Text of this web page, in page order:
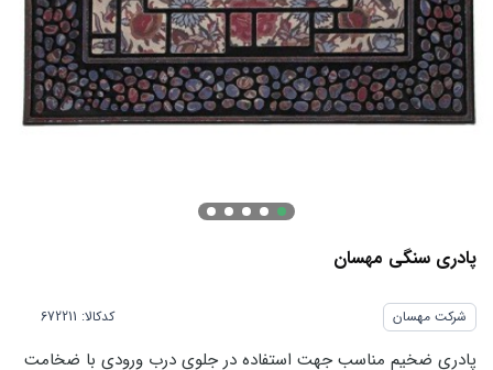
شرکت مهسان کدکالا:
پادری سنگی مهسان
پادری ضخیم مناسب جهت استفاده در جلوی درب ورودی با ضخامت